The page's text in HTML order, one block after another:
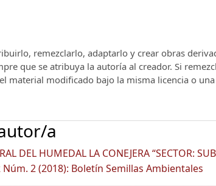
remezclarlo, adaptarlo y crear obras
que se atribuya la autoría al creador. Si
material modificado bajo la misma licencia o una
a
DEL HUMEDAL LA CONEJERA “SECTOR:
2 (2018): Boletín Semillas Ambientales